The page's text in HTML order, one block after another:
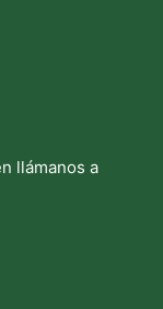
llámanos a